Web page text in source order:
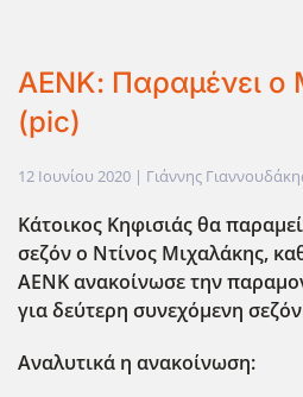
ΑΕΝΚ: Παραμένει ο
(pic)
12 Ιουνίου 2020 | Γιάννης
Κάτοικος Κηφισιάς θα
σεζόν ο Ντίνος Μιχαλάκης,
ΑΕΝΚ ανακοίνωσε την
για δεύτερη συνεχόμενη
Αναλυτικά η ανακοίνωση: